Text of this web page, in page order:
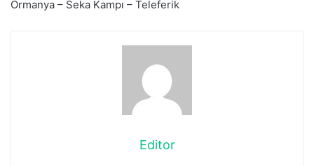
Ormanya – Seka Kampı – Teleferik
Editor